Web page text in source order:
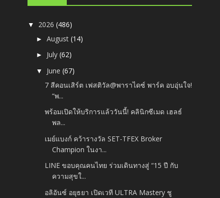
▼ 2026(486)
►August(14)
► July(62)
▼ June(67)
7 สีคอนเสิร์ต เฟสติวัล@พาราไดซ์ พาร์ค อบอุ่นใจ!
“พ...
พร้อมเปิดให้บริการแล้ววันนี้! คลินิกซีเมด เฮลธ์
พล...
เมย์แบงก์ คว้ารางวัล SET-TFEX Broker
Champion ในงา...
LINE ขอบคุณคนไทย ร่วมเดินทางสู่ “15 ปี กับ
ความสุขใ...
อลิอันซ์ อยุธยา เปิดเวที ULTRA Mastery ชู